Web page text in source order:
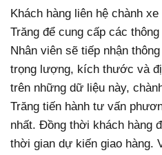
Khách hàng liên hệ chành
Trăng để cung cấp các
Nhân viên sẽ tiếp nhận
trọng lượng, kích thước và
trên những dữ liệu này,
Trăng tiến hành tư vấn
nhất. Đồng thời khách hàng
thời gian dự kiến giao hàng.